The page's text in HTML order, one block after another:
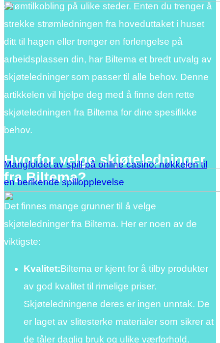
Mangfoldet av spill på online casino: nøkkelen til
en berikende spillopplevelse
strømtilkobling på ulike steder. Enten du trenger å
strekke strømledningen fra hoveduttaket i huset
ditt til hagen eller trenger en forlengelse på
arbeidsplassen din, har Biltema et bredt utvalg av
skjøteledninger som passer til alle behov. Denne
artikkelen vil hjelpe deg med å finne den rette
skjøteledningen fra Biltema for dine spesifikke
behov.
Hvorfor velge skjøteledninger
fra Biltema?
Det finnes mange grunner til å velge
skjøteledninger fra Biltema. Her er noen av de
viktigste:
Kvalitet:Biltema er kjent for å tilby produkter
av god kvalitet til rimelige priser.
Skjøteledningene deres er ingen unntak. De
er laget av slitesterke materialer som sikrer at
de tåler daglig bruk og ulike værforhold.